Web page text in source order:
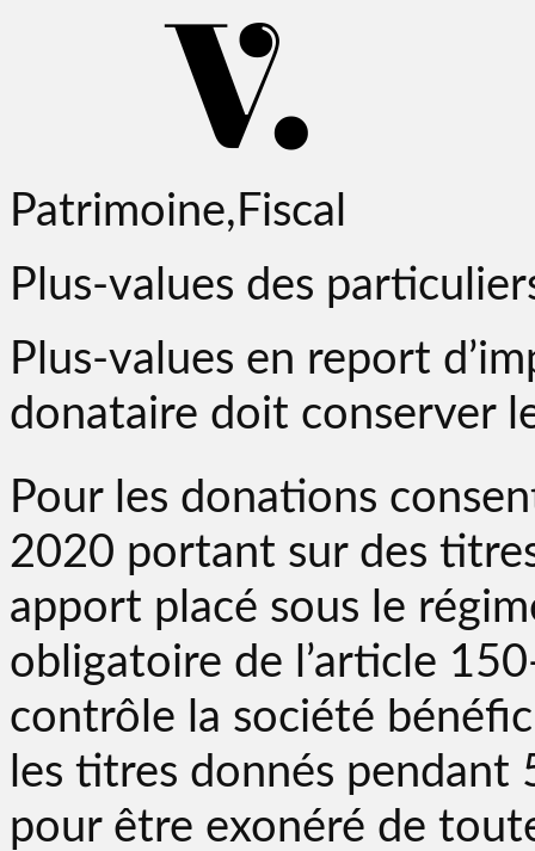
Patrimoine,Fiscal
Plus-values des
Plus-values en report
donataire doit conserver
Pour les donations
2020 portant sur des
apport placé sous le
obligatoire de l’article
contrôle la société
les titres donnés
pour être exonéré de